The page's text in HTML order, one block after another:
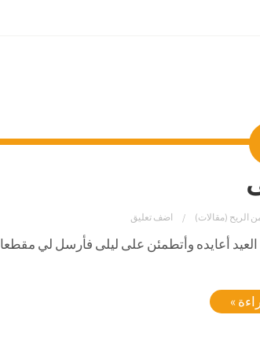
الريح (مقالات) اضف تعليق
أعايده وأتطمئن على ليلى فأرسل لي مقطعا
»